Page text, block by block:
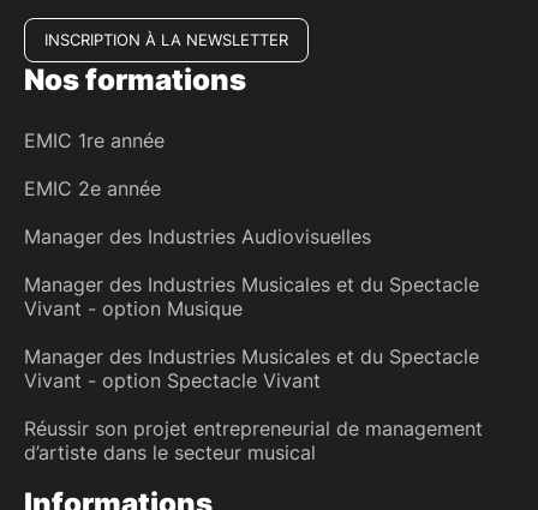
INSCRIPTION À LA NEWSLETTER
Nos formations
EMIC 1re année
EMIC 2e année
Manager des Industries Audiovisuelles
Manager des Industries Musicales et du Spectacle
Vivant - option Musique
Manager des Industries Musicales et du Spectacle
Vivant - option Spectacle Vivant
Réussir son projet entrepreneurial de management
d’artiste dans le secteur musical
Informations